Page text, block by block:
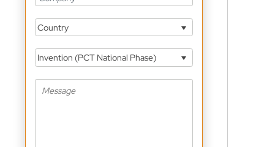
Country
Invention (PCT National Phase)